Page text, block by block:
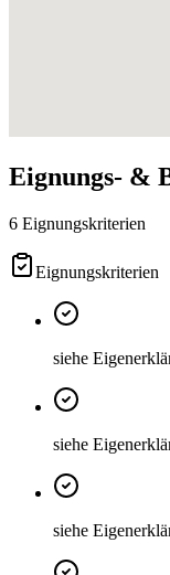
Eignungs- &
6 Eignungskriterien
Eignungskriterien
siehe
siehe
siehe